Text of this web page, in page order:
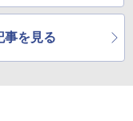
紛糾
事を見る